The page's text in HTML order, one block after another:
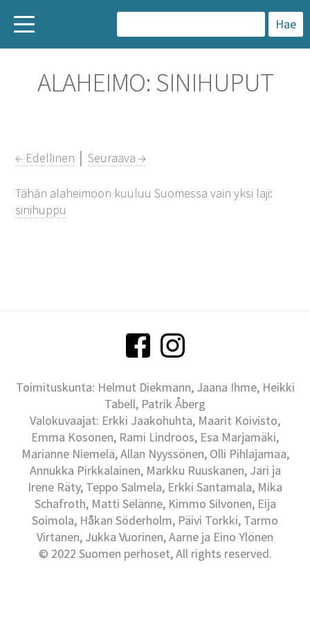
a
k
ALAHEIMO: SINIHUPUT
← Edellinen │Seuraava →
Tähän alaheimoon kuuluu Suomessa vain yksi laji:
sinihuppu
Toimituskunta: Helmut Diekmann, Jaana Ihme, Heikki
Tabell, Patrik Åberg
Valokuvaajat: Erkki Jaakohuhta, Maarit Koivisto,
Emma Kosonen, Rami Lindroos, Esa Marjamäki,
Marianne Niemelä, Allan Nyyssönen, Olli Pihlajamaa,
Annukka Pirkkalainen, Markku Ruuskanen, Jari ja
Irene Räty, Teppo Salmela, Erkki Santamala, Mika
Schafroth, Matti Selänne, Kimmo Silvonen, Eija
Soimola, Håkan Söderholm, Päivi Torkki, Tarmo
Virtanen, Jukka Vuorinen, Aarne ja Eino Ylönen
© 2022 Suomen perhoset, All rights reserved.